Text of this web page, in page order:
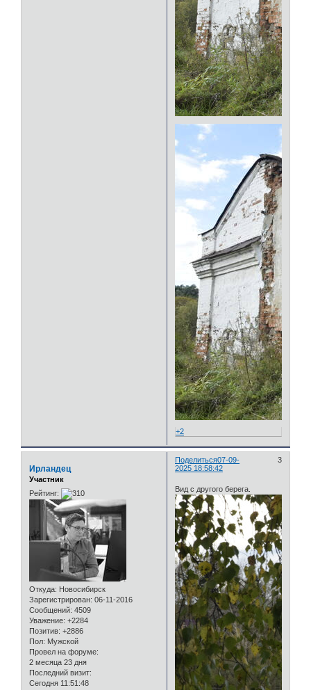
+2
Поделиться 3
07-09-
2025 18:58:42
Ирландец
Участник
Рейтинг:
Откуда: Новосибирск
Зарегистрирован: 06-11-2016
Сообщений: 4509
Уважение: +2284
Позитив: +2886
Пол: Мужской
Провел на форуме:
2 месяца 23 дня
Последний визит:
Сегодня 11:51:48
Вид с другого берега.